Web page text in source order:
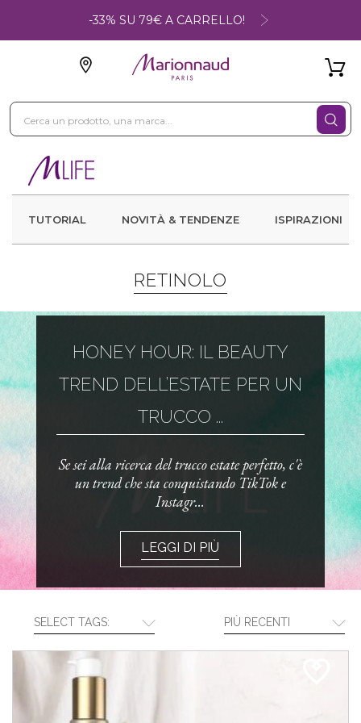
-33% SU 79€ A CARRELLO!
TUTORIAL NOVITÀ & TENDENZE ISPIRAZIONI
RETINOLO
HONEY HOUR: IL BEAUTY
TREND DELL’ESTATE PER UN
TRUCCO ...
Se sei alla ricerca del trucco estate perfetto, c'è
un trend che sta conquistando TikTok e
Instagr...
LEGGI DI PIÙ
CREA LA TUA ROUTINE CON I
SELECT TAGS: PIÙ RECENTI